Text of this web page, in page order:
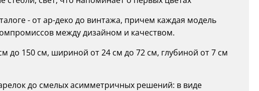
- от ар-деко до винтажа, причем каждая модель
между дизайном и качеством.
до 150 см, шириной от 24 см до 72 см, глубиной от 7 см
до смелых асимметричных решений: в виде